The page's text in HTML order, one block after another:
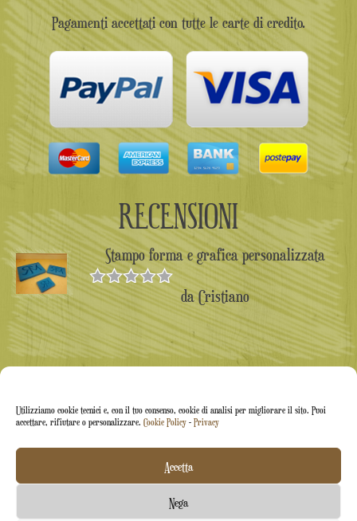
Utilizziamo cookie tecnici e, con il tuo consenso, cookie di analisi per migliorare il sito. Puoi
accettare, rifiutare o personalizzare. Cookie Policy - Privacy
Accetta
Nega
Pagamenti accettati con tutte le carte di credito.
RECENSIONI
Stampo forma e grafica personalizzata
Valutato5
su 5
da Cristiano
Arti&Inventive ® 2005-2026 | P.iva 05070120877 |
Azienda iscritta all'albo artigiani CT-711169 | Rea CT-